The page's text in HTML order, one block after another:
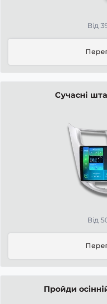
Від
Сучасні
Від
Пройди